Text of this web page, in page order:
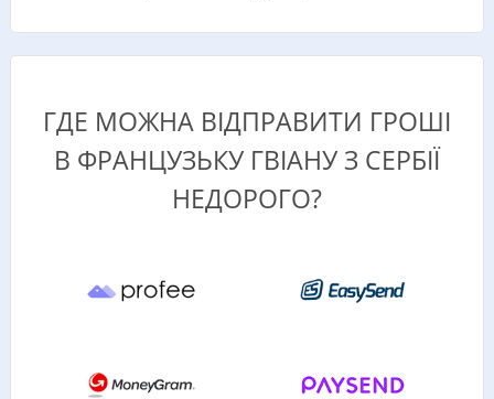
ГДЕ МОЖНА ВІДПРАВИТИ ГРОШІ
В ФРАНЦУЗЬКУ ГВІАНУ З СЕРБІЇ
НЕДОРОГО?